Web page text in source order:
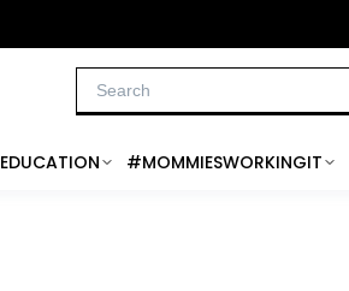
EDUCATION #MOMMIESWORKINGIT